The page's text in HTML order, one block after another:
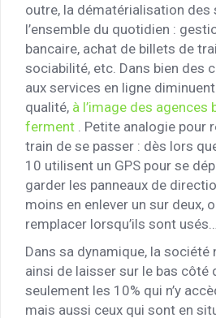
outre, la dématérialisation des
l’ensemble du quotidien :
bancaire, achat de billets de
sociabilité, etc. Dans bien des
aux services en ligne
qualité, à l’image des agences
ferment
. Petite analogie pour
train de se passer : dès lors
10 utilisent un GPS pour se
garder les panneaux de
moins en enlever un sur deux,
remplacer lorsqu’ils sont usés…
Dans sa dynamique, la société
ainsi de laisser sur le bas côté
seulement les 10% qui n’y
mais aussi ceux qui sont en